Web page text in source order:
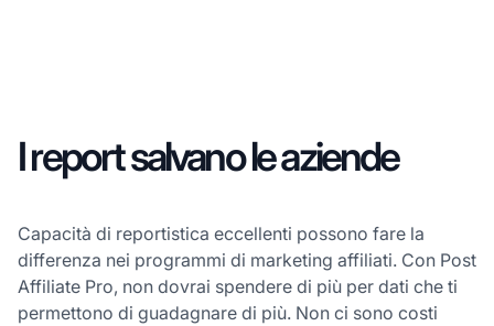
I report salvano le aziende
Capacità di reportistica eccellenti possono fare la
differenza nei programmi di marketing affiliati. Con Post
Affiliate Pro, non dovrai spendere di più per dati che ti
permettono di guadagnare di più. Non ci sono costi